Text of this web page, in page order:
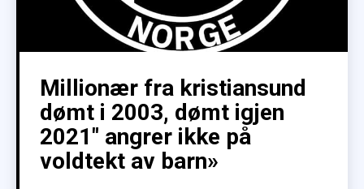
Millionær fra kristiansund
dømt i 2003, dømt igjen
2021″ angrer ikke på
voldtekt av barn»